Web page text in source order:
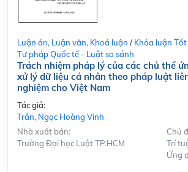
Luận án, Luận văn, Khoá luận / Khóa luận
Tư pháp Quốc tế - Luật so sánh
Trách nhiệm pháp lý của các chủ thể
xử lý dữ liệu cá nhân theo pháp luật
nghiệm cho Việt Nam
Tác giả:
Trần, Ngọc Hoàng Vinh
Nhà xuất bản:
Trường Đại học Luật TP.HCM
Chủ
Trí
Ứng